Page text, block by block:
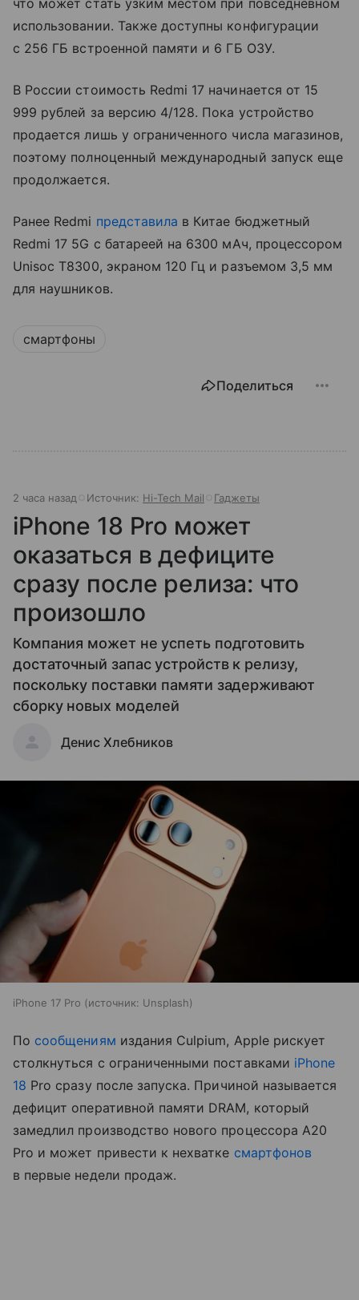
использовании. Также доступны конфигурации
с 256 ГБ встроенной памяти и 6 ГБ ОЗУ.
В России стоимость Redmi 17 начинается от 15
999 рублей за версию 4/128. Пока устройство
продается лишь у ограниченного числа магазинов,
поэтому полноценный международный запуск еще
продолжается.
Ранее Redmi представила в Китае бюджетный
Redmi 17 5G с батареей на 6300 мАч, процессором
Unisoc T8300, экраном 120 Гц и разъемом 3,5 мм
для наушников.
смартфоны
Поделиться
2 часа назад Источник: Hi-Tech Mail Гаджеты
iPhone 18 Pro может
оказаться в дефиците
сразу после релиза: что
произошло
Компания может не успеть подготовить
достаточный запас устройств к релизу,
поскольку поставки памяти задерживают
сборку новых моделей
Денис Хлебников
iPhone 17 Pro источник: Unsplash
По сообщениям издания Culpium, Apple рискует
столкнуться с ограниченными поставками iPhone
18 Pro сразу после запуска. Причиной называется
дефицит оперативной памяти DRAM, который
замедлил производство нового процессора A20
Pro и может привести к нехватке смартфонов
в первые недели продаж.